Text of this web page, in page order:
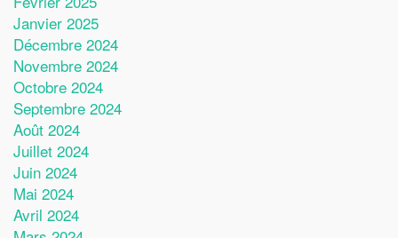
Janvier 2025
Décembre 2024
Novembre 2024
Octobre 2024
Septembre 2024
Août 2024
Juillet 2024
Juin 2024
Mai 2024
Avril 2024